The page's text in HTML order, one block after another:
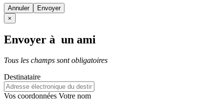
Annuler
×
Envoyer à un ami
Tous les champs sont obligatoires
Destinataire
Vos coordonnées Votre nom